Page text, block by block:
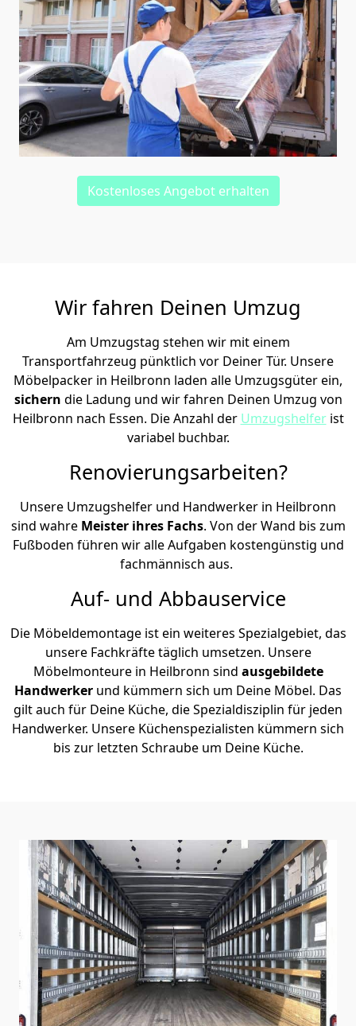
Kostenloses Angebot erhalten
Wir fahren Deinen Umzug
Am Umzugstag stehen wir mit einem
Transportfahrzeug pünktlich vor Deiner Tür. Unsere
Möbelpacker in Heilbronn laden alle Umzugsgüter ein,
sichern die Ladung und wir fahren Deinen Umzug von
Heilbronn nach Essen. Die Anzahl der Umzugshelferist
variabel buchbar.
Renovierungsarbeiten?
Unsere Umzugshelfer und Handwerker in Heilbronn
sind wahre Meister ihres Fachs. Von der Wand bis zum
Fußboden führen wir alle Aufgaben kostengünstig und
fachmännisch aus.
Auf- und Abbauservice
Die Möbeldemontage ist ein weiteres Spezialgebiet, das
unsere Fachkräfte täglich umsetzen. Unsere
Möbelmonteure in Heilbronn sind ausgebildete
Handwerker und kümmern sich um Deine Möbel. Das
gilt auch für Deine Küche, die Spezialdisziplin für jeden
Handwerker. Unsere Küchenspezialisten kümmern sich
bis zur letzten Schraube um Deine Küche.